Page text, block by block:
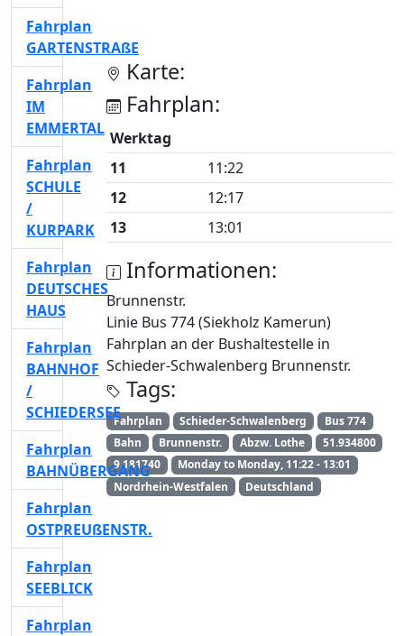
Karte:
Fahrplan:
Werktag
11
11:22
12
12:17
13
13:01
Informationen:
Brunnenstr.
Linie Bus 774 (Siekholz Kamerun)
Fahrplan an der Bushaltestelle in
Schieder-Schwalenberg Brunnenstr.
Tags:
Fahrplan Schieder-Schwalenberg
Bus 774
Bahn
Brunnenstr. Abzw. Lothe
51.934800
9.181740
Monday to Monday, 11:22 - 13:01
Nordrhein-Westfalen
Deutschland
Fahrplan
GARTENSTRAßE
Fahrplan
IM
EMMERTAL
Fahrplan
SCHULE
/
KURPARK
Fahrplan
DEUTSCHES
HAUS
Fahrplan
BAHNHOF
/
SCHIEDERSEE
Fahrplan
BAHNÜBERGANG
Fahrplan
OSTPREUßENSTR.
Fahrplan
SEEBLICK
Fahrplan